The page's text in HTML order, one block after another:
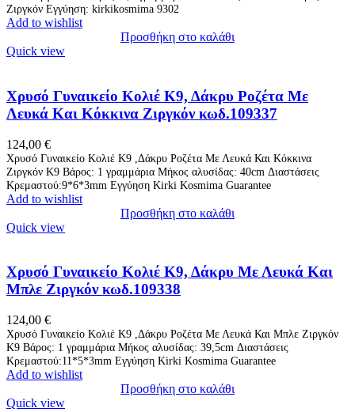
Ζιργκόν Εγγύηση: kirkikosmima 9302
Add to wishlist
Προσθήκη στο καλάθι
Quick view
Χρυσό Γυναικείο Κολιέ Κ9, Δάκρυ Ροζέτα Με
Λευκά Και Κόκκινα Ζιργκόν κωδ.109337
124,00 €
Χρυσό Γυναικείο Κολιέ Κ9 ,Δάκρυ Ροζέτα Με Λευκά Και Κόκκινα
Ζιργκόν Κ9 Βάρος: 1 γραμμάρια Μήκος αλυσίδας: 40cm Διαστάσεις
Κρεμαστού:9*6*3mm Εγγύηση Kirki Kosmima Guarantee
Add to wishlist
Προσθήκη στο καλάθι
Quick view
Χρυσό Γυναικείο Κολιέ Κ9, Δάκρυ Με Λευκά Και
Μπλε Ζιργκόν κωδ.109338
124,00 €
Χρυσό Γυναικείο Κολιέ Κ9 ,Δάκρυ Ροζέτα Με Λευκά Και Μπλε Ζιργκόν
Κ9 Βάρος: 1 γραμμάρια Μήκος αλυσίδας: 39,5cm Διαστάσεις
Κρεμαστού:11*5*3mm Εγγύηση Kirki Kosmima Guarantee
Add to wishlist
Προσθήκη στο καλάθι
Quick view